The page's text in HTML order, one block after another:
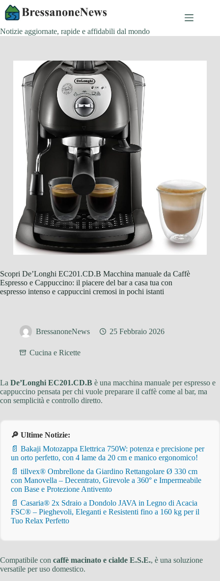
Salta
contenuto
Notizie aggiornate, rapide e affidabili dal mondo
Scopri De’Longhi EC201.CD.B Macchina manuale da Caffè
Espresso e Cappuccino: il piacere del bar a casa tua con
espresso intenso e cappuccini cremosi in pochi istanti
BressanoneNews 25 Febbraio 2026
Cucina e Ricette
La De’Longhi EC201.CD.B è una macchina manuale per espresso e
cappuccino pensata per chi vuole preparare il caffè come al bar, ma
con semplicità e controllo diretto.
🔎 Ultime Notizie:
📄 Bakaji Motozappa Elettrica 750W: potenza e precisione per
un orto perfetto, con 4 lame da 20 cm e manico ergonomico!
📄 tillvex® Ombrellone da Giardino Rettangolare Ø 330 cm
con Manovella – Decentrato, Girevole a 360° e Impermeabile
con Base e Protezione Antivento
📄 Casaria® 2x Sdraio a Dondolo JAVA in Legno di Acacia
FSC® – Pieghevoli, Eleganti e Resistenti fino a 160 kg per il
Tuo Relax Perfetto
Compatibile con caffè macinato e cialde E.S.E., è una soluzione
versatile per uso domestico.